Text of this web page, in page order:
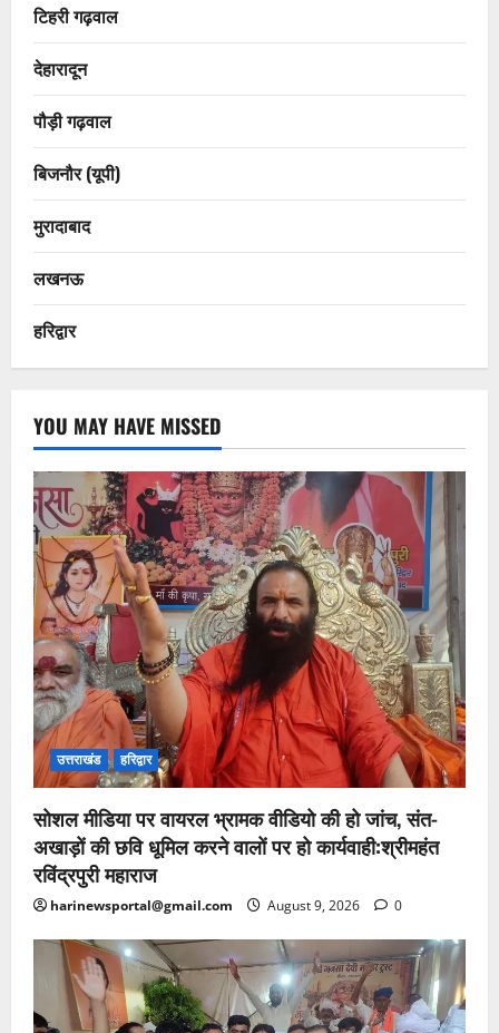
टिहरी गढ़वाल
देहारादून
पौड़ी गढ़वाल
बिजनौर (यूपी)
मुरादाबाद
लखनऊ
हरिद्वार
YOU MAY HAVE MISSED
उत्तराखंड हरिद्वार
सोशल मीडिया पर वायरल भ्रामक वीडियो की हो जांच, संत-
अखाड़ों की छवि धूमिल करने वालों पर हो कार्यवाही:श्रीमहंत
रविंद्रपुरी महाराज
harinewsportal@gmail.com August 9, 2026 0